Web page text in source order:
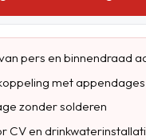
pers en binnendraad
met appendages
zonder solderen
CV en